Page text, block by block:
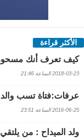
الأكثر قراءة
كيف تعرف أنك
2018-03-23 الساعة 21:46
عرفات:فتاة تسب
2016-06-25 الساعة 23:51
ولد الميداح : من